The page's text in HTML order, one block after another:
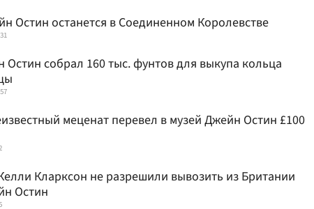
Остин останется в Соединенном Королевстве
Остин собрал 160 тыс. фунтов для выкупа кольца
меценат перевел в музей Джейн Остин £100
Кларксон не разрешили вывозить из Британии
Остин